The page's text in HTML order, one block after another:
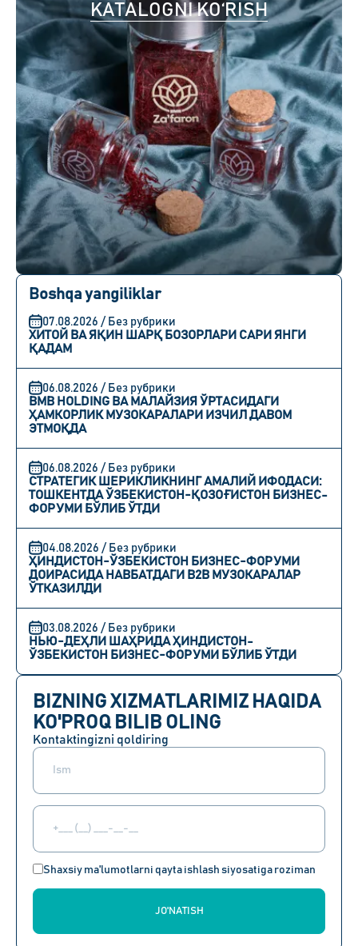
KATALOGNI KO‘RISH
Boshqa yangiliklar
07.08.2026 / Без рубрики
ХИТОЙ ВА ЯҚИН ШАРҚ БОЗОРЛАРИ САРИ ЯНГИ
ҚАДАМ
06.08.2026 / Без рубрики
BMB HOLDING ВА МАЛАЙЗИЯ ЎРТАСИДАГИ
ҲАМКОРЛИК МУЗОКАРАЛАРИ ИЗЧИЛ ДАВОМ
ЭТМОҚДА
06.08.2026 / Без рубрики
СТРАТЕГИК ШЕРИКЛИКНИНГ АМАЛИЙ ИФОДАСИ:
ТОШКЕНТДА ЎЗБЕКИСТОН-ҚОЗОҒИСТОН БИЗНЕС-
ФОРУМИ БЎЛИБ ЎТДИ
04.08.2026 / Без рубрики
ҲИНДИСТОН-ЎЗБЕКИСТОН БИЗНЕС-ФОРУМИ
ДОИРАСИДА НАВБАТДАГИ B2B МУЗОКАРАЛАР
ЎТКАЗИЛДИ
03.08.2026 / Без рубрики
НЬЮ-ДЕҲЛИ ШАҲРИДА ҲИНДИСТОН-
ЎЗБЕКИСТОН БИЗНЕС-ФОРУМИ БЎЛИБ ЎТДИ
BIZNING XIZMATLARIMIZ HAQIDA
KO'PROQ BILIB OLING
Kontaktingizni qoldiring
Shaxsiy ma'lumotlarni qayta ishlash siyosatiga roziman
JO'NATISH